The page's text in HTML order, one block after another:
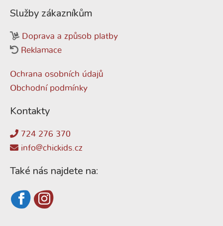
Služby zákazníkům
Doprava a způsob platby
Reklamace
Ochrana osobních údajů
Obchodní podmínky
Kontakty
724 276 370
info@chickids.cz
Také nás najdete na: